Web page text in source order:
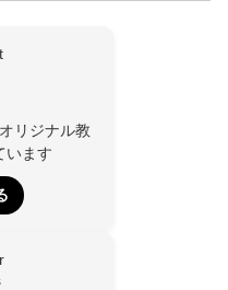
リジナル教
います